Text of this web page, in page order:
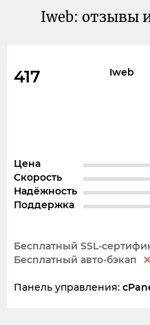
Iweb: отзывы
417 Iweb
Цена
Скорость
Надёжность
Поддержка
Бесплатный SSL-
Бесплатный авто-бэкап
Панель управления: